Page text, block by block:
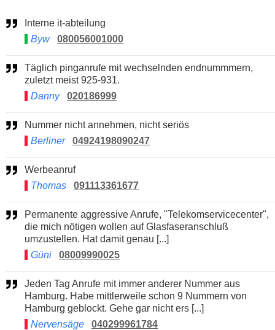
Interne it-abteilung
Byw
080056001000
Täglich pinganrufe mit wechselnden endnummmern,
zuletzt meist 925-931.
Danny
020186999
Nummer nicht annehmen, nicht seriös
Berliner
04924198090247
Werbeanruf
Thomas
091113361677
Permanente aggressive Anrufe, "Telekomservicecenter",
die mich nötigen wollen auf Glasfaseranschluß
umzustellen. Hat damit genau [...]
Güni
08009990025
Jeden Tag Anrufe mit immer anderer Nummer aus
Hamburg. Habe mittlerweile schon 9 Nummern von
Hamburg geblockt. Gehe gar nicht ers [...]
Nervensäge
040299961784